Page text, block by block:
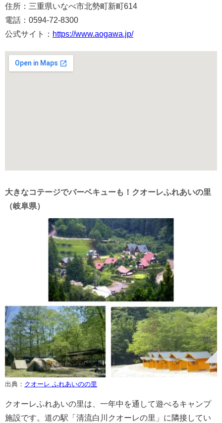
住所：三重県いなべ市北勢町新町614
電話：0594-72-8300
公式サイト： https://www.aogawa.jp/
大きなコテージでバーベキューも！クオーレふれあいの里
（岐阜県）
出典： クオーレ ふれあいのの里
クオーレふれあいの里は、一年中を通して遊べるキャンプ
施設です。道の駅「清流白川クオーレの里」に隣接してい